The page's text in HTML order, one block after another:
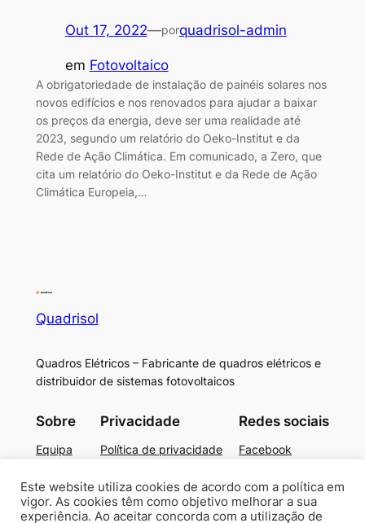
Out 17, 2022—porquadrisol-admin
em Fotovoltaico
A obrigatoriedade de instalação de painéis solares nos
novos edifícios e nos renovados para ajudar a baixar
os preços da energia, deve ser uma realidade até
2023, segundo um relatório do Oeko-Institut e da
Rede de Ação Climática. Em comunicado, a Zero, que
cita um relatório do Oeko-Institut e da Rede de Ação
Climática Europeia,…
Quadrisol
Quadros Elétricos – Fabricante de quadros elétricos e
distribuidor de sistemas fotovoltaicos
Sobre
Equipa
Carreiras
Privacidade
Política de privacidade
Contacte-nos
Redes sociais
Facebook
Twitter/X
Este website utiliza cookies de acordo com a política em
vigor. As cookies têm como objetivo melhorar a sua
experiência. Ao aceitar concorda com a utilização de